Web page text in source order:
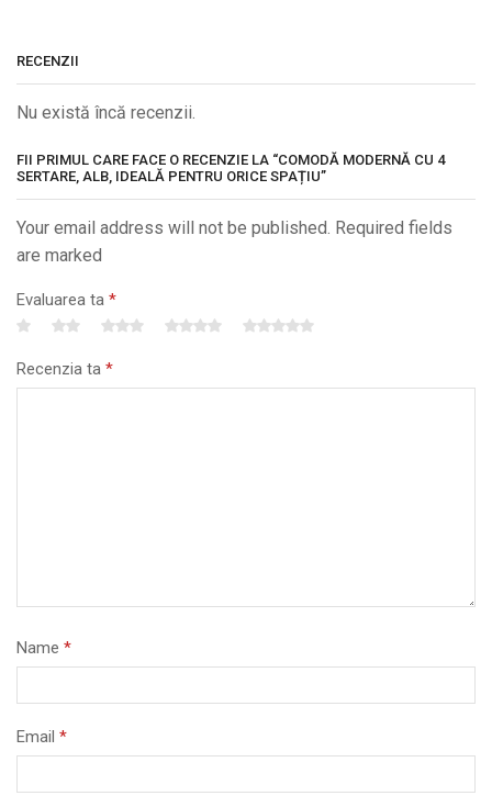
RECENZII
Nu există încă recenzii.
FII PRIMUL CARE FACE O RECENZIE LA “COMODĂ MODERNĂ CU 4
SERTARE, ALB, IDEALĂ PENTRU ORICE SPAȚIU”
Your email address will not be published. Required fields
are marked
Evaluarea ta *
Recenzia ta *
Name *
Email *